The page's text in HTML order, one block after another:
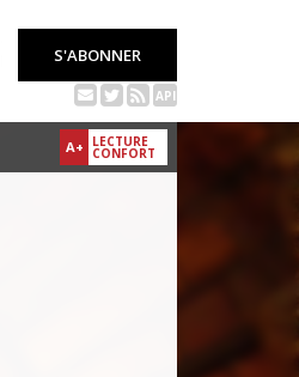
S'ABONNER
API
A+ LECTURE
CONFORT